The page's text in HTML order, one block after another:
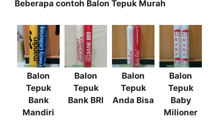
Beberapa contoh Balon Tepuk Murah
Balon
Tepuk
Bank
Mandiri
Balon
Tepuk
Bank BRI
Balon
Tepuk
Anda Bisa
Balon
Tepuk
Baby
Milioner